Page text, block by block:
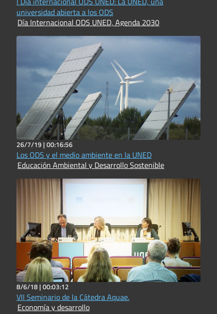
universidad abierta a los ODS
Día Internacional ODS UNED, Agenda 2030
26/7/19 |00:16:56
Los ODS y el medio ambiente en la UNED
Educación Ambiental y Desarrollo Sostenible
8/6/18 |00:03:12
VII Seminario de la Cátedra Aquae.
Economía y desarrollo